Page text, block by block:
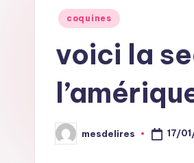
complet
français
Posted
coquines
voici la
Posted
by
mesdelires 17/